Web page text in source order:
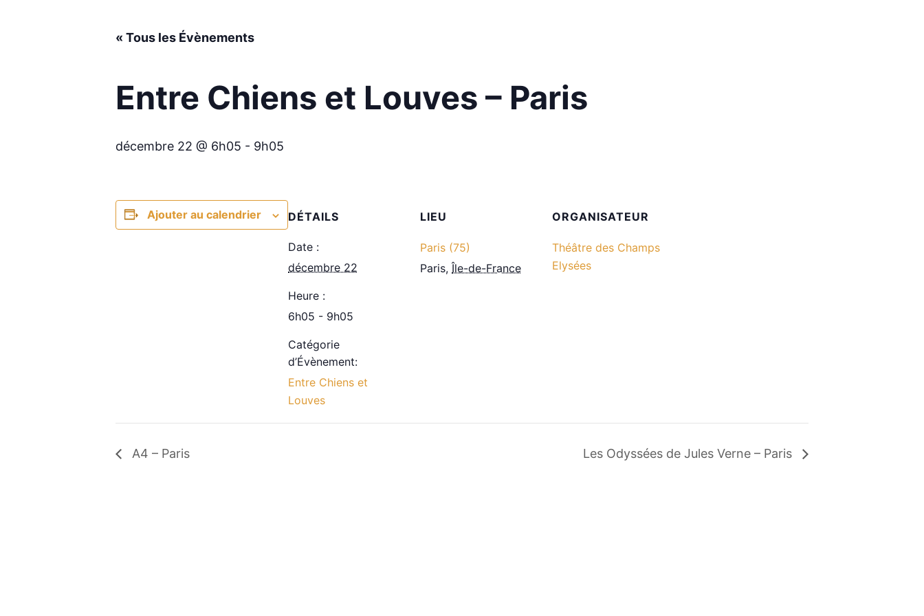
« Tous les Évènements
Entre Chiens et Louves – Paris
décembre 22 @ 6h05 - 9h05
Ajouter au calendrier DÉTAILS
Date :
décembre 22
Heure :
6h05 - 9h05
Catégorie
d’Évènement:
Entre Chiens et
Louves
LIEU
Paris (75)
Paris, Île-de-France
ORGANISATEUR
Théâtre des Champs
Elysées
A4 – Paris Les Odyssées de Jules Verne – Paris